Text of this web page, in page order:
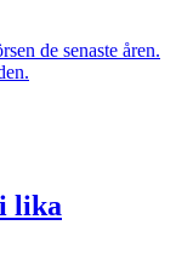
de senaste åren.
lika